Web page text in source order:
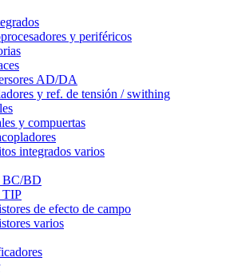
y periféricos
AD/DA
y ref. de tensión / swithing
y compuertas
integrados varios
BC/BD
TIP
de efecto de campo
varios